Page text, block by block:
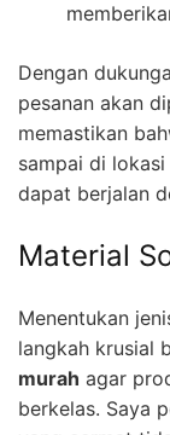
Dengan
pesanan akan
memastikan
sampai di
dapat berjalan
Material
Menentukan
langkah krusial
murah agar
berkelas. Saya